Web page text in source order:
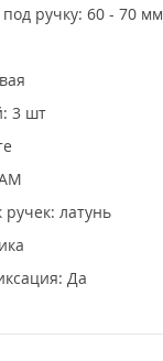
ручку: 60 - 70 мм
3 шт
латунь
Да